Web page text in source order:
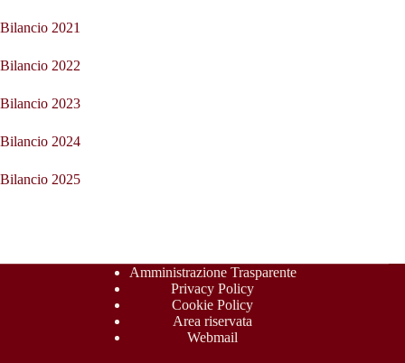
Bilancio 2021
Bilancio 2022
Bilancio 2023
Bilancio 2024
Bilancio 2025
Amministrazione Trasparente
Privacy Policy
Cookie Policy
Area riservata
Webmail